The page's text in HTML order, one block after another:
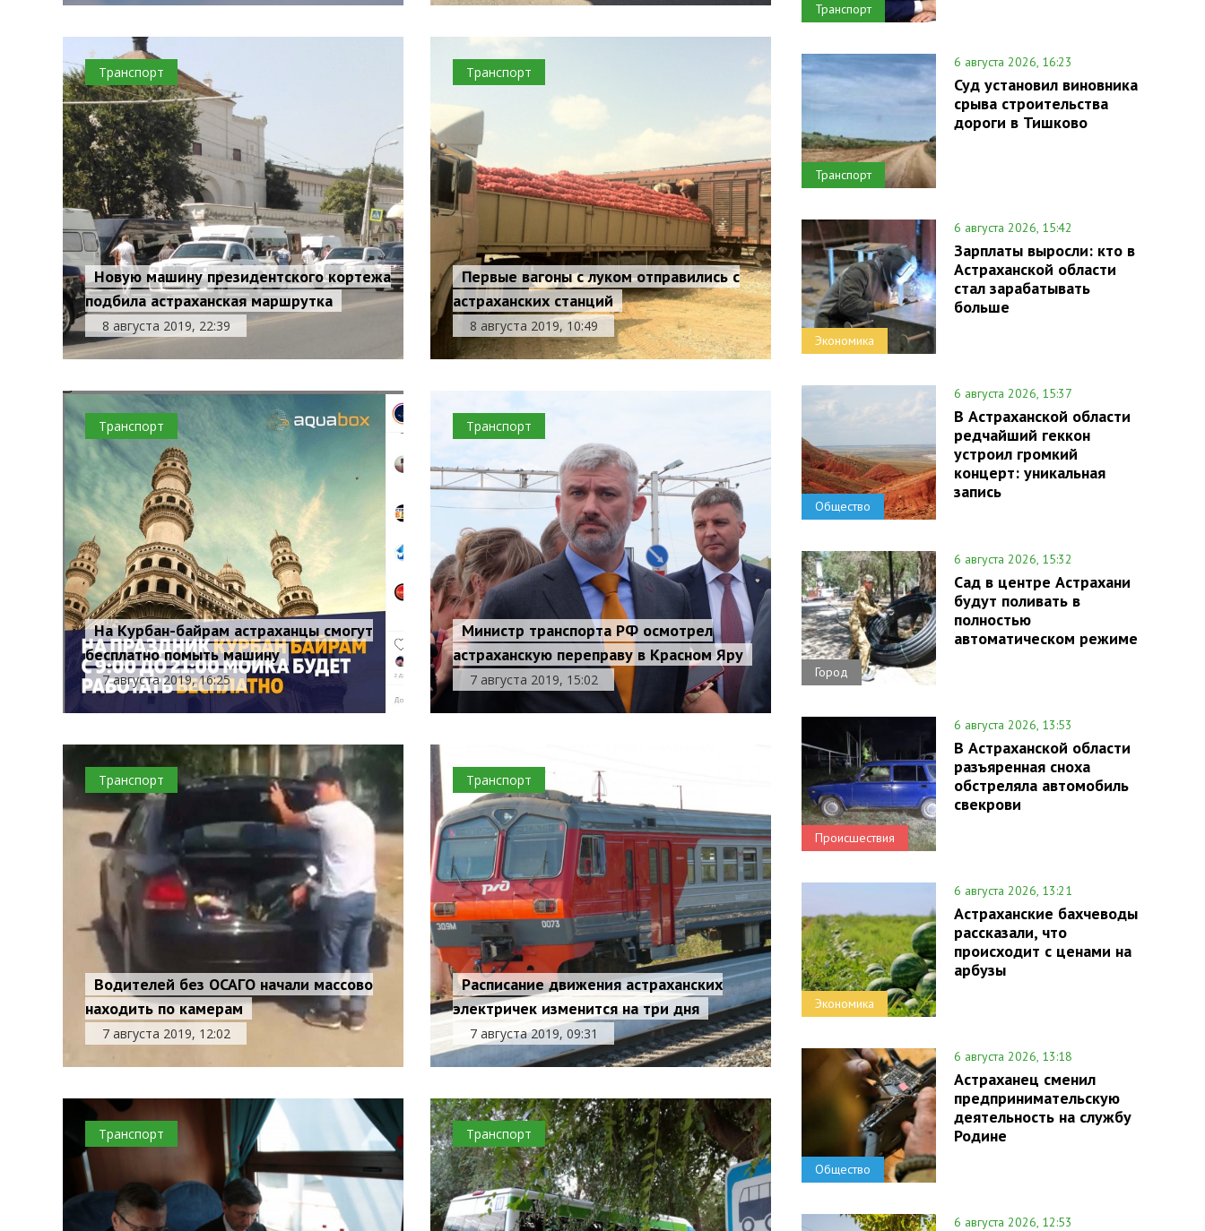
Транспорт
Новую машину президентского кортежа
подбила астраханская маршрутка
8 августа 2019, 22:39
Транспорт
Первые вагоны с луком отправились с
астраханских станций
8 августа 2019, 10:49
Транспорт
На Курбан-байрам астраханцы смогут
бесплатно помыть машину
7 августа 2019, 16:25
Транспорт
Министр транспорта РФ осмотрел
астраханскую переправу в Красном Яру
7 августа 2019, 15:02
Транспорт
Водителей без ОСАГО начали массово
находить по камерам
7 августа 2019, 12:02
Транспорт
Расписание движения астраханских
электричек изменится на три дня
7 августа 2019, 09:31
Транспорт Транспорт
Транспорт
Транспорт
6 августа 2026, 16:23
Суд установил виновника
срыва строительства
дороги в Тишково
Экономика
6 августа 2026, 15:42
Зарплаты выросли: кто в
Астраханской области
стал зарабатывать
больше
Общество
6 августа 2026, 15:37
В Астраханской области
редчайший геккон
устроил громкий
концерт: уникальная
запись
Город
6 августа 2026, 15:32
Сад в центре Астрахани
будут поливать в
полностью
автоматическом режиме
Происшествия
6 августа 2026, 13:53
В Астраханской области
разъяренная сноха
обстреляла автомобиль
свекрови
Экономика
6 августа 2026, 13:21
Астраханские бахчеводы
рассказали, что
происходит с ценами на
арбузы
Общество
6 августа 2026, 13:18
Астраханец сменил
предпринимательскую
деятельность на службу
Родине
6 августа 2026, 12:53